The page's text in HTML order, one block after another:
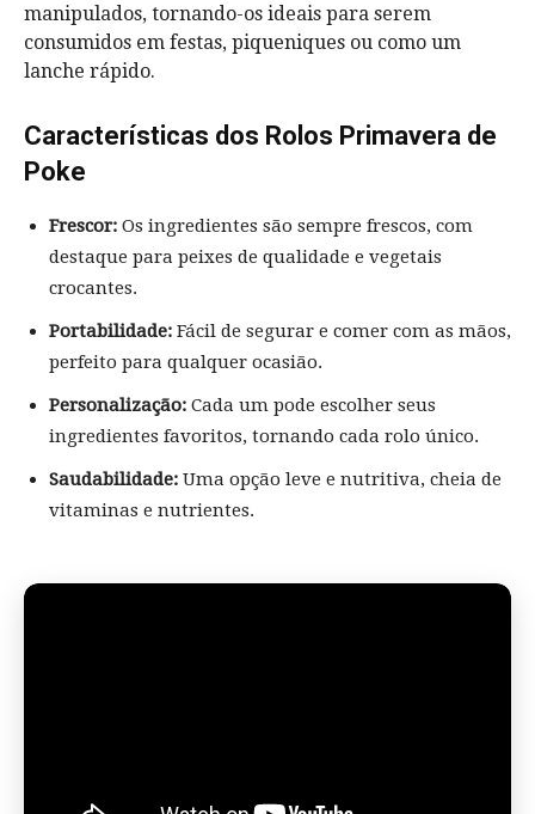
manipulados, tornando-os ideais para serem
consumidos em festas, piqueniques ou como um
lanche rápido.
Características dos Rolos Primavera de
Poke
Frescor: Os ingredientes são sempre frescos, com
destaque para peixes de qualidade e vegetais
crocantes.
Portabilidade: Fácil de segurar e comer com as mãos,
perfeito para qualquer ocasião.
Personalização: Cada um pode escolher seus
ingredientes favoritos, tornando cada rolo único.
Saudabilidade: Uma opção leve e nutritiva, cheia de
vitaminas e nutrientes.